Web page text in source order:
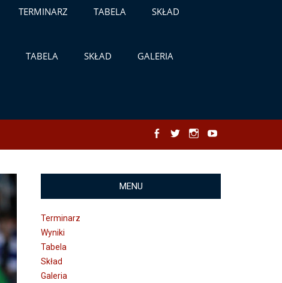
TERMINARZ TABELA SKŁAD
TABELA SKŁAD GALERIA
MENU
Terminarz
Wyniki
Tabela
Skład
Galeria